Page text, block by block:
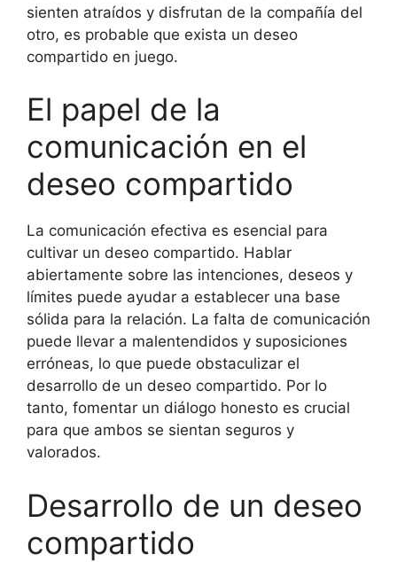
sienten atraídos y disfrutan de la compañía del
otro, es probable que exista un deseo
compartido en juego.
El papel de la
comunicación en el
deseo compartido
La comunicación efectiva es esencial para
cultivar un deseo compartido. Hablar
abiertamente sobre las intenciones, deseos y
límites puede ayudar a establecer una base
sólida para la relación. La falta de comunicación
puede llevar a malentendidos y suposiciones
erróneas, lo que puede obstaculizar el
desarrollo de un deseo compartido. Por lo
tanto, fomentar un diálogo honesto es crucial
para que ambos se sientan seguros y
valorados.
Desarrollo de un deseo
compartido